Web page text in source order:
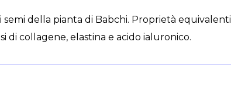
della pianta di Babchi. Proprietà
collagene, elastina e acido ialuronico.